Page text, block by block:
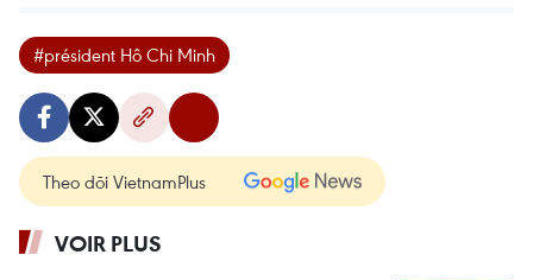
#président Hô Chi Minh
Theo dõi VietnamPlus
VOIR PLUS